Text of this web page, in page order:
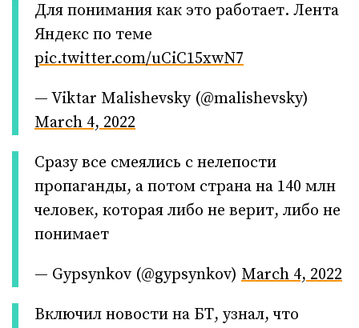
Для понимания как это работает. Лента
Яндекс по теме
pic.twitter.com/uCiC15xwN7
— Viktar Malishevsky (@malishevsky)
March 4, 2022
Сразу все смеялись с нелепости
пропаганды, а потом страна на 140 млн
человек, которая либо не верит, либо не
понимает
— Gypsуnkov (@gypsynkov) March 4, 2022
Включил новости на БТ, узнал, что